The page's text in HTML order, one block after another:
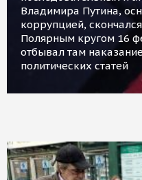
Владимира Путина,
коррупцией,
Полярным кругом 16
отбывал там
политических статей